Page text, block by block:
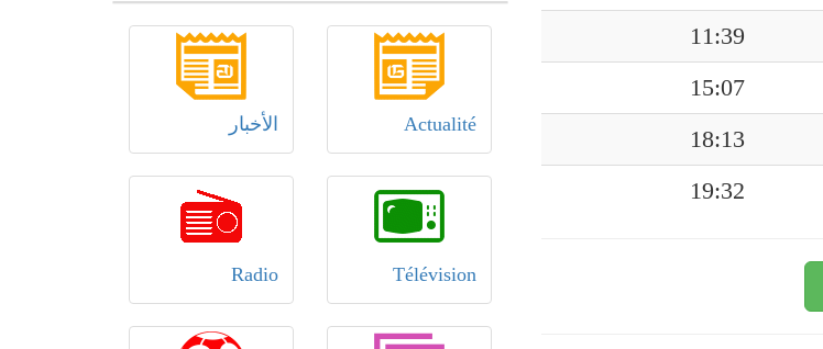
11:39
15:07
18:13
19:32
Actualité الأخبار
Télévision
Radio